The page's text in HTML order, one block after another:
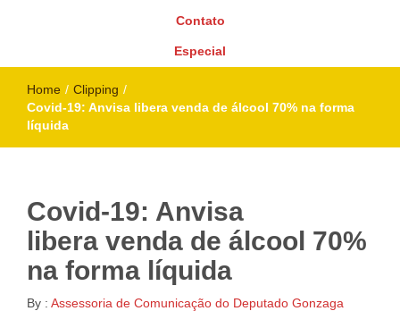
Contato
Especial
Home / Clipping /
Covid-19: Anvisa libera venda de álcool 70% na forma
líquida
Covid-19: Anvisa
libera venda de álcool 70%
na forma líquida
By : Assessoria de Comunicação do Deputado Gonzaga